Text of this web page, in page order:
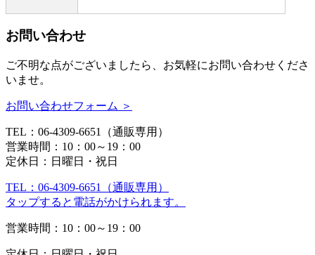
お問い合わせ
ご不明な点がございましたら、お気軽にお問い合わせくださ
いませ。
お問い合わせフォーム ＞
TEL：06-4309-6651（通販専用）
営業時間：10：00～19：00
定休日：日曜日・祝日
TEL：06-4309-6651（通販専用）
タップすると電話がかけられます。
営業時間：10：00～19：00